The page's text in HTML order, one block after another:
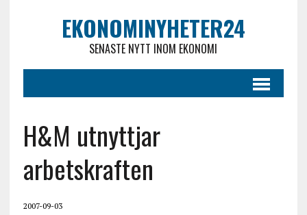
EKONOMINYHETER24
SENASTE NYTT INOM EKONOMI
H&M utnyttjar
arbetskraften
2007-09-03